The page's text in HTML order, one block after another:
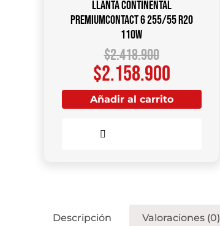
Llanta CONTINENTAL
PREMIUMCONTACT 6 255/55 R20
110W
$2.418.900
$2.158.900
Añadir al carrito
Descripción Valoraciones (0)